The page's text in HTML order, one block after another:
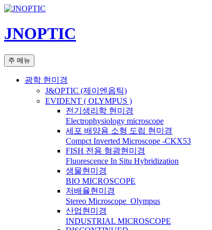
컨
츠
로
너
JNOPTIC
검
색
주 메뉴
광학 현미경
J&OPTIC (제이엔옵틱)
EVIDENT ( OLYMPUS )
전기생리학 현미경
Electrophysiology microscope
세포 배양용 소형 도립 현미경
Compct Inverted Microscope -CKX53
FISH 전용 형광현미경
Fluorescence In Situ Hybridization
생물현미경
BIO MICROSCOPE
저배율현미경
Stereo Microscope_Olympus
산업현미경
INDUSTRIAL MICROSCOPE